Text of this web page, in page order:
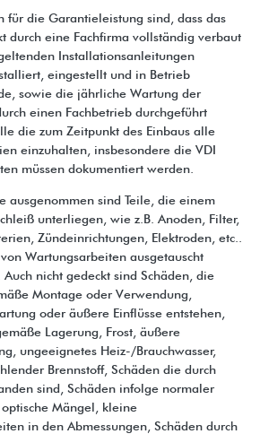
für die Garantieleistung sind, dass das
durch eine Fachfirma vollständig verbaut
Installationsanleitungen
eingestellt und in Betrieb
sowie die jährliche Wartung der
einen Fachbetrieb durchgeführt
die zum Zeitpunkt des Einbaus alle
einzuhalten, insbesondere die VDI
müssen dokumentiert werden.
ausgenommen sind Teile, die einem
unterliegen, wie z.B. Anoden, Filter,
Zündeinrichtungen, Elektroden, etc..
Wartungsarbeiten ausgetauscht
nicht gedeckt sind Schäden, die
Montage oder Verwendung,
oder äußere Einflüsse entstehen,
Lagerung, Frost, äußere
ungeeignetes Heiz-/Brauchwasser,
Brennstoff, Schäden die durch
sind, Schäden infolge normaler
Mängel, kleine
in den Abmessungen, Schäden durch